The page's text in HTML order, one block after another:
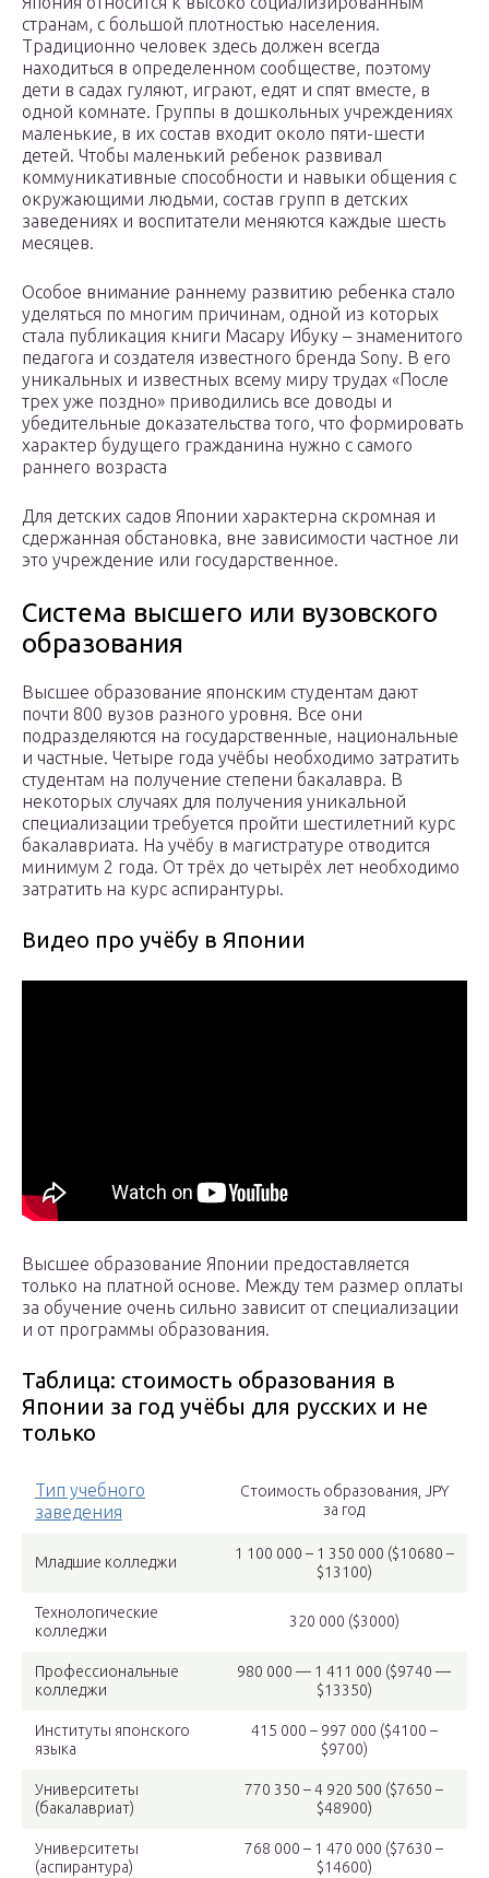
странам, с большой плотностью населения.
Традиционно человек здесь должен всегда
находиться в определенном сообществе, поэтому
дети в садах гуляют, играют, едят и спят вместе, в
одной комнате. Группы в дошкольных учреждениях
маленькие, в их состав входит около пяти-шести
детей. Чтобы маленький ребенок развивал
коммуникативные способности и навыки общения с
окружающими людьми, состав групп в детских
заведениях и воспитатели меняются каждые шесть
месяцев.
Особое внимание раннему развитию ребенка стало
уделяться по многим причинам, одной из которых
стала публикация книги Масару Ибуку – знаменитого
педагога и создателя известного бренда Sony. В его
уникальных и известных всему миру трудах «После
трех уже поздно» приводились все доводы и
убедительные доказательства того, что формировать
характер будущего гражданина нужно с самого
раннего возраста
Для детских садов Японии характерна скромная и
сдержанная обстановка, вне зависимости частное ли
это учреждение или государственное.
Система высшего или вузовского
образования
Высшее образование японским студентам дают
почти 800 вузов разного уровня. Все они
подразделяются на государственные, национальные
и частные. Четыре года учёбы необходимо затратить
студентам на получение степени бакалавра. В
некоторых случаях для получения уникальной
специализации требуется пройти шестилетний курс
бакалавриата. На учёбу в магистратуре отводится
минимум 2 года. От трёх до четырёх лет необходимо
затратить на курс аспирантуры.
Видео про учёбу в Японии
Высшее образование Японии предоставляется
только на платной основе. Между тем размер оплаты
за обучение очень сильно зависит от специализации
и от программы образования.
Таблица: стоимость образования в
Японии за год учёбы для русских и не
только
Тип учебного
заведения
Стоимость образования, JPY
за год
Младшие колледжи
1 100 000 – 1 350 000 ($10680 –
$13100)
Технологические
колледжи
320 000 ($3000)
Профессиональные
колледжи
980 000 — 1 411 000 ($9740 —
$13350)
Институты японского
языка
415 000 – 997 000 ($4100 –
$9700)
Университеты
(бакалавриат)
770 350 – 4 920 500 ($7650 –
$48900)
Университеты
(аспирантура)
768 000 – 1 470 000 ($7630 –
$14600)